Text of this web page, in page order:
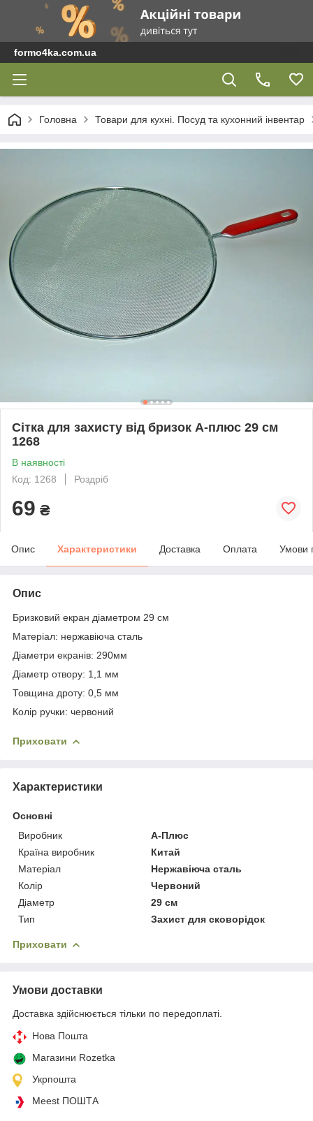
formo4ka.com.ua
Головна Товари для кухні. Посуд та кухонний інвентар
Сітка для захисту від бризок А-плюс 29 см
1268
В наявності
Код: 1268
Роздріб
69 ₴
Опис Характеристики Доставка Оплата Умови
Опис
Бризковий екран діаметром 29 см
Матеріал: нержавіюча сталь
Діаметри екранів: 290мм
Діаметр отвору: 1,1 мм
Товщина дроту: 0,5 мм
Колір ручки: червоний
Приховати
Характеристики
Основні
Виробник
А-Плюс
Країна виробник
Китай
Матеріал
Нержавіюча сталь
Колір
Червоний
Діаметр
29 см
Тип
Захист для сковорідок
Приховати
Умови доставки
Доставка здійснюється тільки по передоплаті.
Нова Пошта
Магазини Rozetka
Укрпошта
Meest ПОШТА